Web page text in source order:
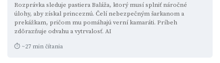
Rozprávka sleduje pastiera Baláža, ktorý musí splniť náročné
úlohy, aby získal princeznú. Čelí nebezpečným šarkanom a
prekážkam, pričom mu pomáhajú verní kamaráti. Príbeh
zdôrazňuje odvahu a vytrvalosť. AI
⏱ ~27 min čítania